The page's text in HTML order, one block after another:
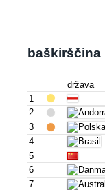
baškirščina
država
1
2
3
4
5
6
7